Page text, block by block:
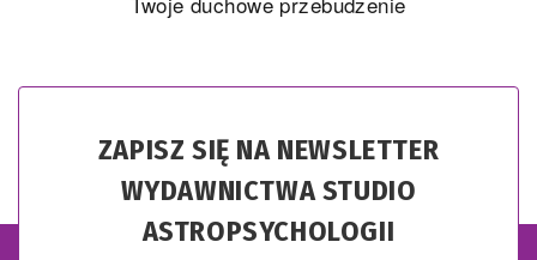
ZAPISZ SIĘ NA NEWSLETTER
WYDAWNICTWA STUDIO
ASTROPSYCHOLOGII